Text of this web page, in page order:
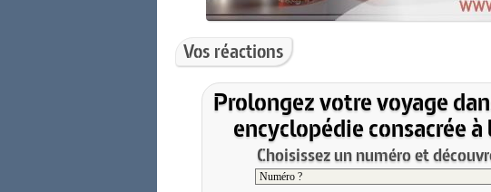
Vos réactions
Prolongez votre voyage
encyclopédie consacrée
Choisissez un numéro et